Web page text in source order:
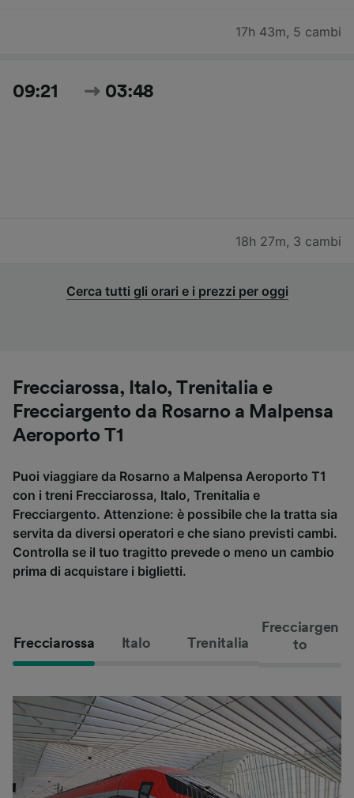
17h 43m, 5 cambi
09:21 03:48
18h 27m, 3 cambi
Cerca tutti gli orari e i prezzi per oggi
Frecciarossa, Italo, Trenitalia e
Frecciargento da Rosarno a Malpensa
Aeroporto T1
Puoi viaggiare da Rosarno a Malpensa Aeroporto T1
con i treni Frecciarossa, Italo, Trenitalia e
Frecciargento. Attenzione: è possibile che la tratta sia
servita da diversi operatori e che siano previsti cambi.
Controlla se il tuo tragitto prevede o meno un cambio
prima di acquistare i biglietti.
Frecciarossa Italo Trenitalia
Frecciargen
to